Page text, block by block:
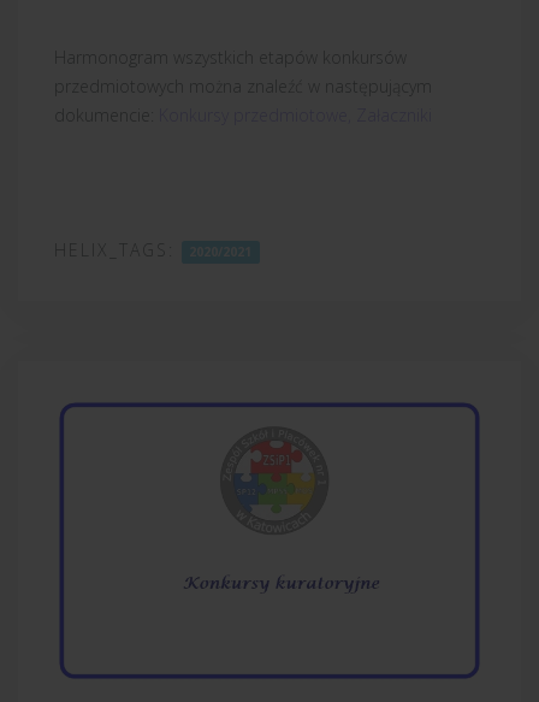
Harmonogram wszystkich etapów konkursów
przedmiotowych można znaleźć w następującym
dokumencie:
HELIX_TAGS: